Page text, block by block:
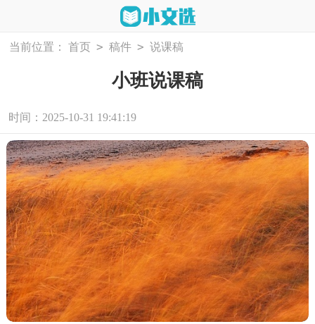
当前位置： 首页 > 稿件 > 说课稿
小班说课稿
时间：2025-10-31 19:41:19